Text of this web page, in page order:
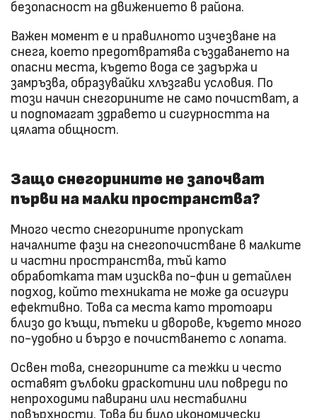
безопасност на движението в района.
Важен момент е и правилното изчезване на
снега, което предотвратява създаването на
опасни места, където вода се задържа и
замръзва, образувайки хлъзгави условия. По
този начин снегорините не само почистват, а
и подпомагат здравето и сигурността на
цялата общност.
Защо снегорините не започват
първи на малки пространства?
Много често снегорините пропускат
началните фази на снегопочистване в малките
и частни пространства, тъй като
обработката там изисква по-фин и детайлен
подход, който техниката не може да осигури
ефективно. Това са места като тротоари
близо до къщи, пътеки и дворове, където много
по-удобно и бързо е почистването с лопата.
Освен това, снегорините са тежки и често
оставят дълбоки драскотини или повреди по
непроходими павирани или нестабилни
повърхности. Това би било икономически